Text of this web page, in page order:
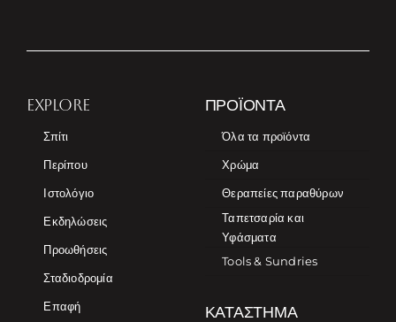
EXPLORE
Σπίτι
Περίπου
Ιστολόγιο
Εκδηλώσεις
Προωθήσεις
Σταδιοδρομία
Επαφή
ΠΡΟΪΌΝΤΑ
Όλα τα προϊόντα
Χρώμα
Θεραπείες παραθύρων
Ταπετσαρία και
Υφάσματα
Tools & Sundries
ΚΑΤΆΣΤΗΜΑ